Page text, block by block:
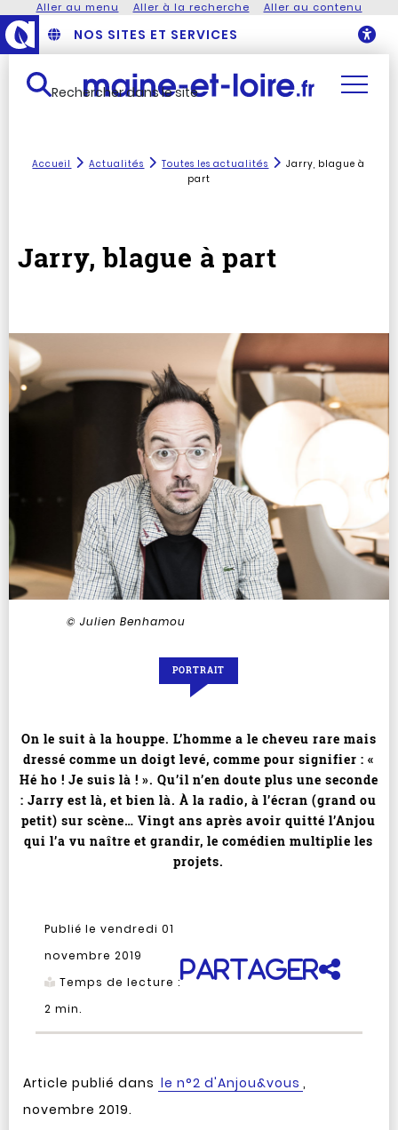
Aller au menu Aller à la recherche Aller au contenu
NOS SITES ET SERVICES
Rechercher dans le site
Accueil Actualités Toutes les actualités
Jarry, blague à
part
Jarry, blague à part
© Julien Benhamou
PORTRAIT
On le suit à la houppe. L’homme a le cheveu rare mais
dressé comme un doigt levé, comme pour signifier : «
Hé ho ! Je suis là ! ». Qu’il n’en doute plus une seconde
: Jarry est là, et bien là. À la radio, à l’écran (grand ou
petit) sur scène… Vingt ans après avoir quitté l’Anjou
qui l’a vu naître et grandir, le comédien multiplie les
projets.
Publié le vendredi 01
novembre 2019
Temps de lecture :
2 min.
Partager
Article publié dans le n°2 d'Anjou&vous ,
novembre 2019.